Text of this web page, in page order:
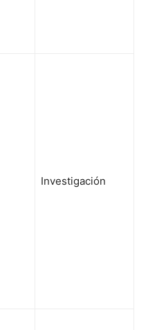
Investigación